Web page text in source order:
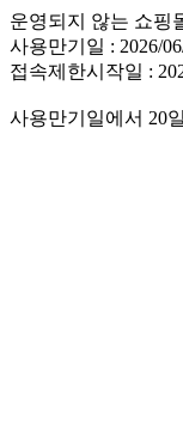
운영되지 않는 쇼핑
사용만기일 : 2026/
접속제한시작일 :
사용만기일에서 20